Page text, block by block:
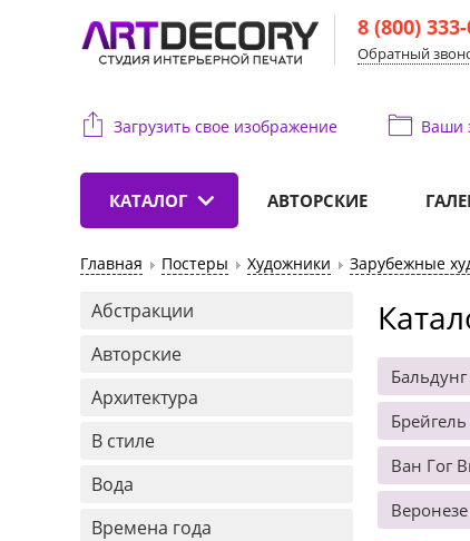
8 (800)
Обратный
Загрузить свое изображение Ваши
КАТАЛОГ АВТОРСКИЕ
Главная Постеры Художники Зарубежные
Абстракции
Авторские
Архитектура
В стиле
Вода
Времена года
Ван Гог